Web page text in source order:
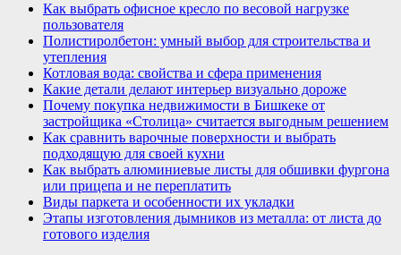
Как выбрать офисное кресло по весовой нагрузке
пользователя
Полистиролбетон: умный выбор для строительства и
утепления
Котловая вода: свойства и сфера применения
Какие детали делают интерьер визуально дороже
Почему покупка недвижимости в Бишкеке от
застройщика «Столица» считается выгодным решением
Как сравнить варочные поверхности и выбрать
подходящую для своей кухни
Как выбрать алюминиевые листы для обшивки фургона
или прицепа и не переплатить
Виды паркета и особенности их укладки
Этапы изготовления дымников из металла: от листа до
готового изделия